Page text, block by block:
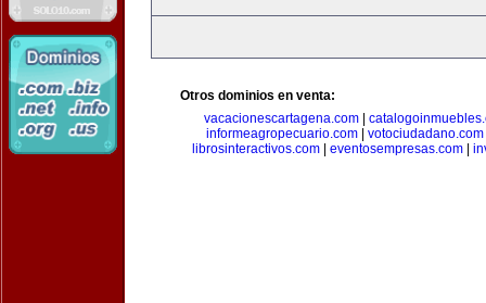
Otros dominios en venta:
vacacionescartagena.com
informeagropecuario.com| votociudadano.com
librosinteractivos.com| eventosempresas.com|